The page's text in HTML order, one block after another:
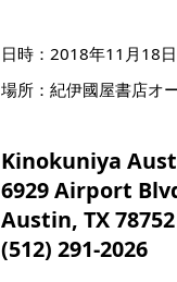
日時：2018年11月18
場所：紀伊國屋書店オ
Kinokuniya
6929 Airport
Austin, TX 78752
(512) 291-2026